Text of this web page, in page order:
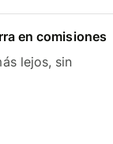
en comisiones
lejos, sin